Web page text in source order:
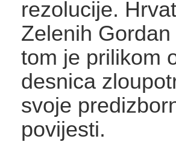
rezolucije.
Zelenih
tom je prilikom
desnica
svoje
povijesti.